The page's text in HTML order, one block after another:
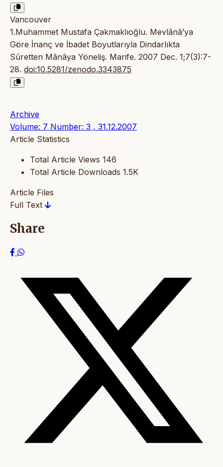
Vancouver
1.Muhammet Mustafa Çakmaklıoğlu. Mevlânâ’ya
Göre İnanç ve İbadet Boyutlarıyla Dindarlıkta
Sûretten Mânâya Yöneliş. Marife. 2007 Dec. 1;7(3):7-
28. doi:10.5281/zenodo.3343875
Archive
Volume: 7 Number: 3 , 31.12.2007
Article Statistics
Total Article Views 146
Total Article Downloads 1.5K
Article Files
Full Text
Share